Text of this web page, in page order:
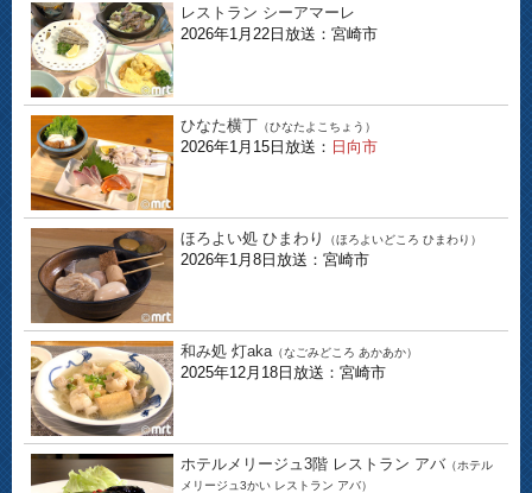
レストラン シーアマーレ
2026年1月22日放送：宮崎市
ひなた横丁 （ひなたよこちょう）
2026年1月15日放送： 日向市
ほろよい処 ひまわり （ほろよいどころ ひまわり）
2026年1月8日放送：宮崎市
和み処 灯aka （なごみどころ あかあか）
2025年12月18日放送：宮崎市
ホテルメリージュ3階 レストラン アバ （ホテル
メリージュ3かい レストラン アバ）